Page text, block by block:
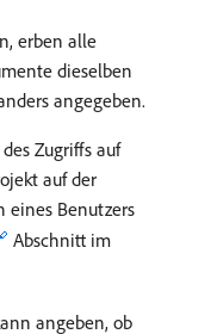
erben alle
dieselben
angegeben.
Zugriffs auf
auf der
eines Benutzers
Abschnitt im
angeben, ob